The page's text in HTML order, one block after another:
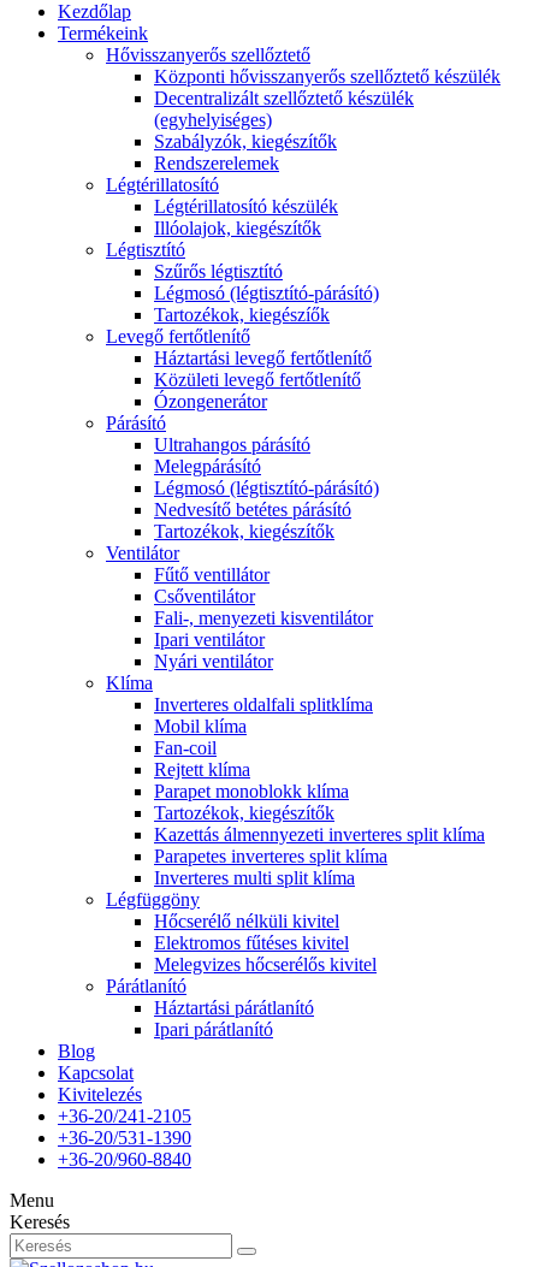
Kezdőlap
Termékeink
Hővisszanyerős szellőztető
Központi hővisszanyerős szellőztető készülék
Decentralizált szellőztető készülék
(egyhelyiséges)
Szabályzók, kiegészítők
Rendszerelemek
Légtérillatosító
Légtérillatosító készülék
Illóolajok, kiegészítők
Légtisztító
Szűrős légtisztító
Légmosó (légtisztító-párásító)
Tartozékok, kiegészíők
Levegő fertőtlenítő
Háztartási levegő fertőtlenítő
Közületi levegő fertőtlenítő
Ózongenerátor
Párásító
Ultrahangos párásító
Melegpárásító
Légmosó (légtisztító-párásító)
Nedvesítő betétes párásító
Tartozékok, kiegészítők
Ventilátor
Fűtő ventillátor
Csőventilátor
Fali-, menyezeti kisventilátor
Ipari ventilátor
Nyári ventilátor
Klíma
Inverteres oldalfali splitklíma
Mobil klíma
Fan-coil
Rejtett klíma
Parapet monoblokk klíma
Tartozékok, kiegészítők
Kazettás álmennyezeti inverteres split klíma
Parapetes inverteres split klíma
Inverteres multi split klíma
Légfüggöny
Hőcserélő nélküli kivitel
Elektromos fűtéses kivitel
Melegvizes hőcserélős kivitel
Párátlanító
Háztartási párátlanító
Ipari párátlanító
Blog
Kapcsolat
Kivitelezés
+36-20/241-2105
+36-20/531-1390
+36-20/960-8840
Menu
Keresés